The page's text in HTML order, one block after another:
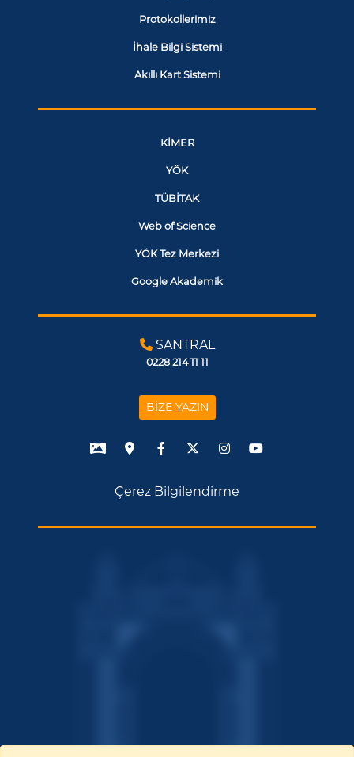
Protokollerimiz
İhale Bilgi Sistemi
Akıllı Kart Sistemi
KİMER
YÖK
TÜBİTAK
Web of Science
YÖK Tez Merkezi
Google Akademik
SANTRAL
0228 214 11 11
BİZE YAZIN
Çerez Bilgilendirme